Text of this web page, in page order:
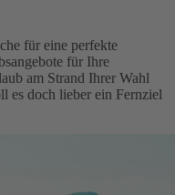
für eine perfekte
für Ihre
am Strand Ihrer Wahl
es doch lieber ein Fernziel